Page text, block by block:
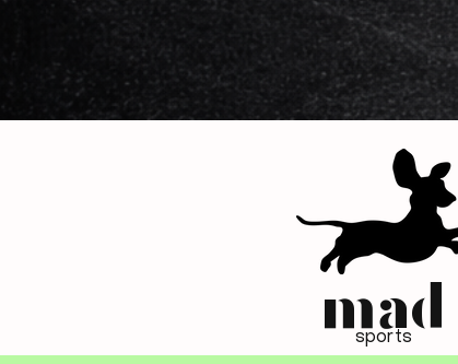
mad
sports